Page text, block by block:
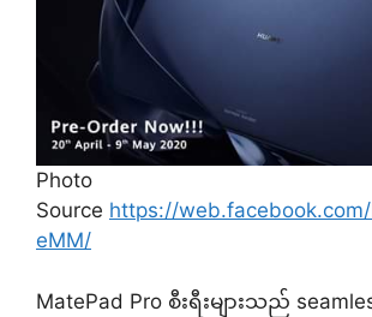
Photo
Source https://
eMM/
MatePad Pro စီးရီးများသည်